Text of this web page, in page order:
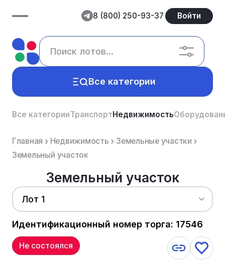
8 (800) 250-93-37 Войти
Все категории
Все категорииТранспортНедвижимость
Главная Недвижимость
Земельные участки
Земельный участок
Земельный участок
Лот 1
Идентификационный номер торга: 17546
Не состоялся